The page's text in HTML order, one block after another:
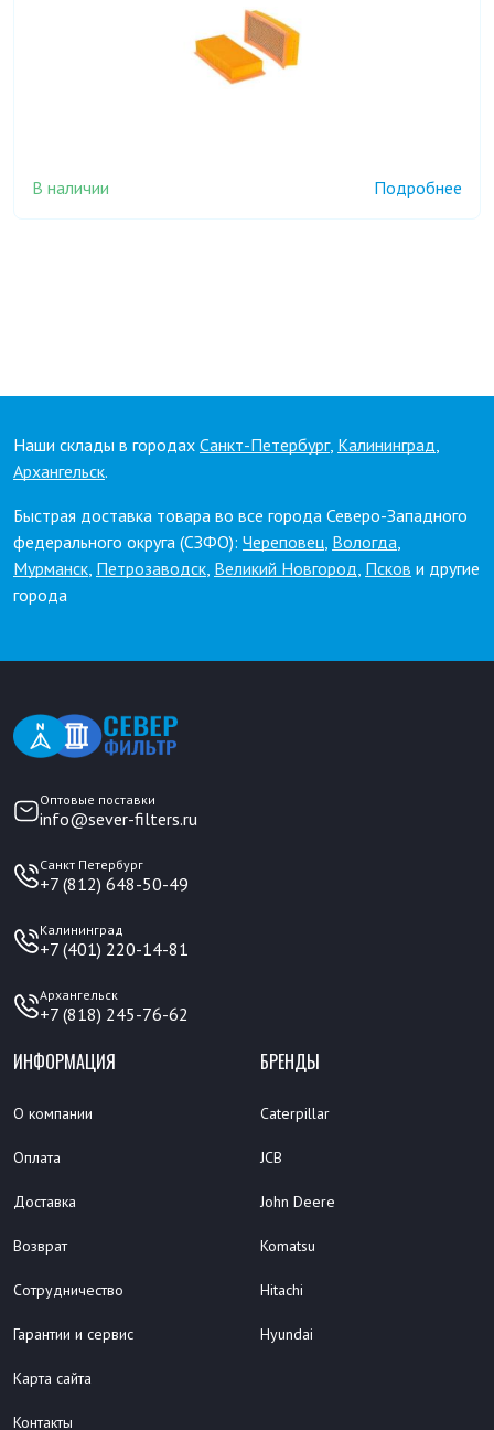
В наличии Подробнее
Наши склады в городах Санкт-Петербург, Калининград,
Архангельск.
Быстрая доставка товара во все города Северо-Западного
федерального округа (СЗФО): Череповец, Вологда,
Мурманск, Петрозаводск, Великий Новгород, Псков и другие
города
Оптовые поставки
info@sever-filters.ru
Санкт Петербург
+7 (812) 648-50-49
Калининград
+7 (401) 220-14-81
Архангельск
+7 (818) 245-76-62
ИНФОРМАЦИЯ
О компании
Оплата
Доставка
Возврат
Сотрудничество
Гарантии и сервис
Карта сайта
Контакты
БРЕНДЫ
Caterpillar
JCB
John Deere
Komatsu
Hitachi
Hyundai